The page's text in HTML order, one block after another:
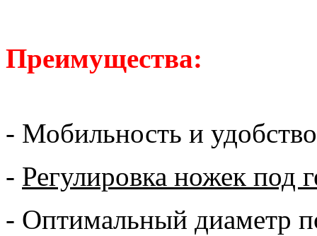
Преимущества:
- Мобильность и
- Регулировка ножек под
- Оптимальный диаметр